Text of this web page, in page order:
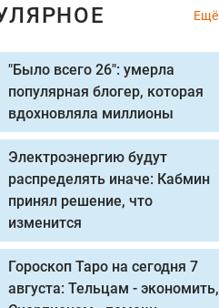
Ещё
"Было всего 26": умерла
популярная блогер, которая
вдохновляла миллионы
Электроэнергию будут
распределять иначе: Кабмин
принял решение, что
изменится
Гороскоп Таро на сегодня 7
августа: Тельцам - экономить,